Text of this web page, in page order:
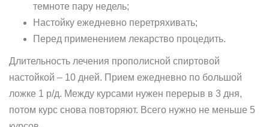
темноте пару недель;
Настойку ежедневно перетряхивать;
Перед применением лекарство процедить.
Длительность лечения прополисной спиртовой
настойкой – 10 дней. Прием ежедневно по большой
ложке 1 р/д. Между курсами нужен перерыв в 3 дня,
потом курс снова повторяют. Всего нужно не меньше 5